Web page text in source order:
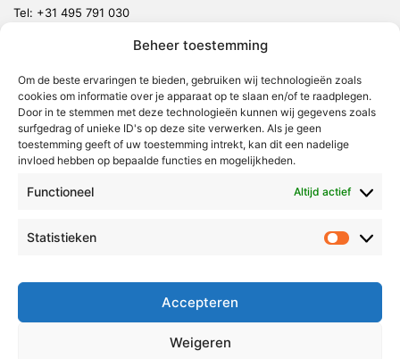
Beheer toestemming
Om de beste ervaringen te bieden, gebruiken wij technologieën zoals
cookies om informatie over je apparaat op te slaan en/of te raadplegen.
Door in te stemmen met deze technologieën kunnen wij gegevens zoals
surfgedrag of unieke ID's op deze site verwerken. Als je geen
toestemming geeft of uw toestemming intrekt, kan dit een nadelige
invloed hebben op bepaalde functies en mogelijkheden.
Functioneel Altijd actief
Statistieken
Accepteren
Weigeren
Tel: +31 495 791 030
Weert
Nederweert
Leudal
Maasgouw
Echt-Susteren
Roermond
Radio & TV